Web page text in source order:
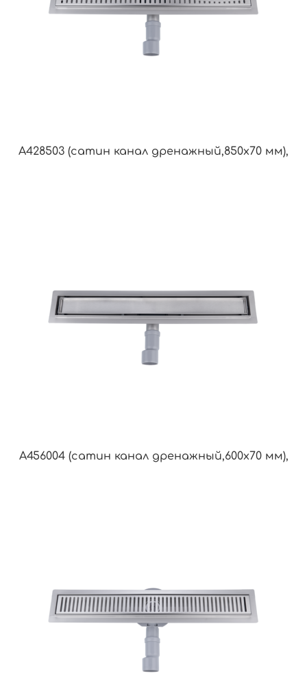
A428503 (сатин канал дренажный,850х70 мм),
A456004 (сатин канал дренажный,600х70 мм),